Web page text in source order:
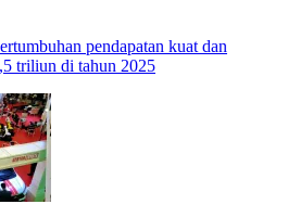
pendapatan kuat dan
triliun di tahun 2025